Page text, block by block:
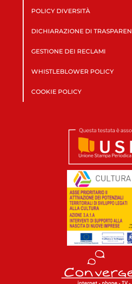
POLICY DIVERSITÀ
DICHIARAZIONE DI
GESTIONE DEI RECLAMI
WHISTLEBLOWER POLICY
COOKIE POLICY